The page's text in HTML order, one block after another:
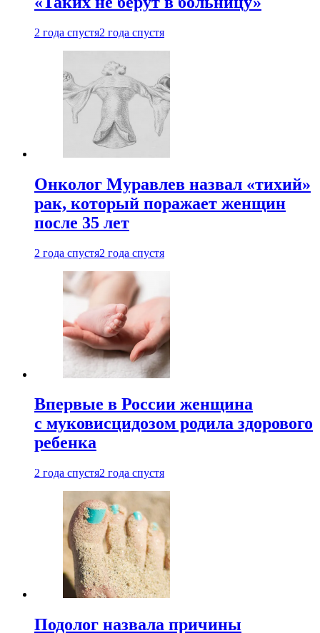
2 года спустя2 года спустя
Онколог Муравлев назвал «тихий»
рак, который поражает женщин
после 35 лет
2 года спустя2 года спустя
Впервые в России женщина
с муковисцидозом родила здорового
ребенка
2 года спустя2 года спустя
Подолог назвала причины